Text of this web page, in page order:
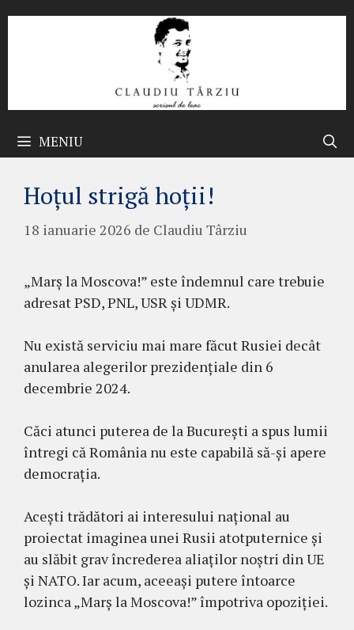
MENIU
Hoțul strigă hoții!
18 ianuarie 2026 de Claudiu Târziu
„Marș la Moscova!” este îndemnul care trebuie
adresat PSD, PNL, USR și UDMR.
Nu există serviciu mai mare făcut Rusiei decât
anularea alegerilor prezidențiale din 6
decembrie 2024.
Căci atunci puterea de la București a spus lumii
întregi că România nu este capabilă să-și apere
democrația.
Acești trădători ai interesului național au
proiectat imaginea unei Rusii atotputernice și
au slăbit grav încrederea aliaților noștri din UE
și NATO. Iar acum, aceeași putere întoarce
lozinca „Marș la Moscova!” împotriva opoziției.